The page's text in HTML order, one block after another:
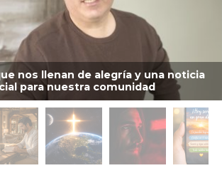
nos llenan de alegría y una noticia
para nuestra comunidad